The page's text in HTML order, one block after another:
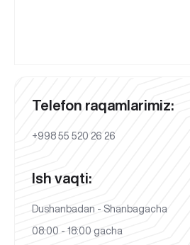
Telefon raqamlarimiz:
+998 55 520 26 26
Ish vaqti:
Dushanbadan - Shanbagacha
08:00 - 18:00 gacha